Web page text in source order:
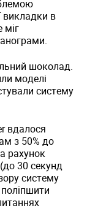
викладки в
міг
шоколад.
моделі
систему
вдалося
з 50% до
рахунок
30 секунд
систему